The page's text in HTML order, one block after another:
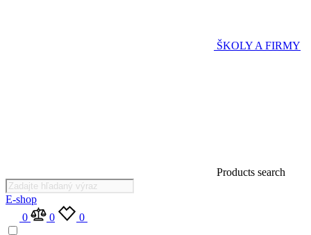
ŠKOLY A FIRMY
Products search
E-shop
0
0 0